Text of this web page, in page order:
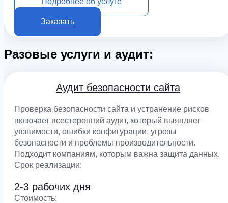
Заказать
Разовые услуги и аудит:
Аудит безопасности сайта
Проверка безопасности сайта и устранение рисков
включает всесторонний аудит, который выявляет
уязвимости, ошибки конфигурации, угрозы
безопасности и проблемы производительности.
Подходит компаниям, которым важна защита данных.
Срок реализации:
2-3 рабочих дня
Cтоимость: